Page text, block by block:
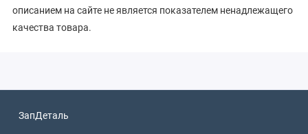
описанием на сайте не является показателем ненадлежащего
качества товара.
ЗапДеталь